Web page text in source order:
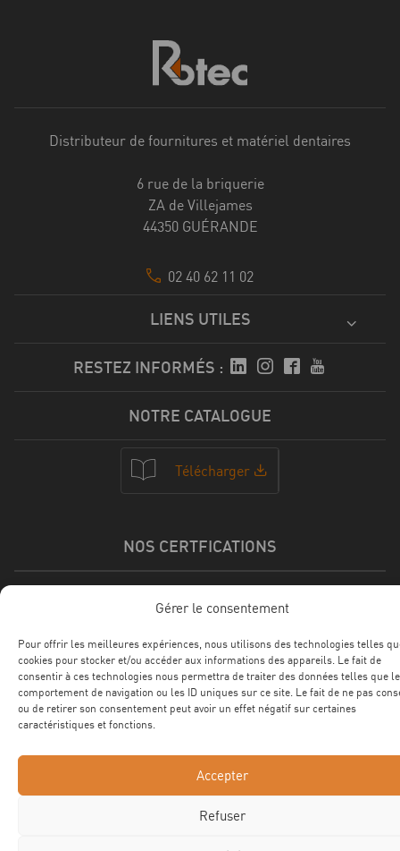
Gérer le consentement
Pour offrir les meilleures expériences, nous utilisons des technologies telles
cookies pour stocker et/ou accéder aux informations des appareils. Le fait de
consentir à ces technologies nous permettra de traiter des données telles que le
comportement de navigation ou les ID uniques sur ce site. Le fait de ne pas
ou de retirer son consentement peut avoir un effet négatif sur certaines
caractéristiques et fonctions.
Accepter
Refuser
Distributeur de fournitures et matériel dentaires
6 rue de la briquerie
ZA de Villejames
44350 GUÉRANDE
02 40 62 11 02
LIENS UTILES
RESTEZ INFORMÉS :
NOTRE CATALOGUE
Télécharger
NOS CERTFICATIONS
©2025 ROTEC Tous droits réservés
Mentions légales
Confidentialité CGV